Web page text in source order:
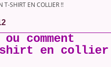
SHIRT EN COLLIER !!
comment
shirt en collier